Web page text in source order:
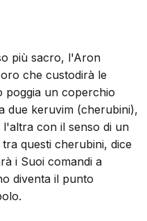
più sacro, l'Aron
che custodirà le
poggia un coperchio
due keruvim (cherubini),
con il senso di un
questi cherubini, dice
i Suoi comandi a
diventa il punto